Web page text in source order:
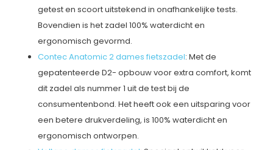
getest en scoort uitstekend in onafhankelijke tests.
Bovendien is het zadel 100% waterdicht en
ergonomisch gevormd.
Contec Anatomic 2 dames fietszadel: Met de
gepatenteerde D2- opbouw voor extra comfort, komt
dit zadel als nummer 1 uit de test bij de
consumentenbond. Het heeft ook een uitsparing voor
een betere drukverdeling, is 100% waterdicht en
ergonomisch ontworpen.